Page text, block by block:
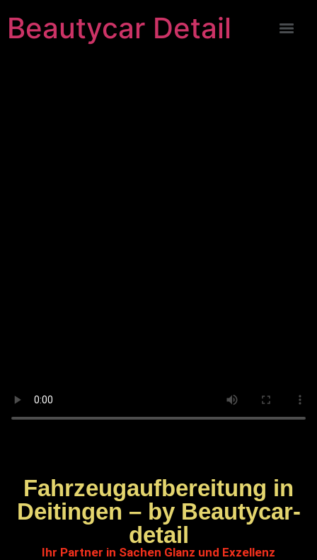
Beautycar Detail
Fahrzeugaufbereitung in
Deitingen – by Beautycar-
detail
Ihr Partner in Sachen Glanz und Exzellenz